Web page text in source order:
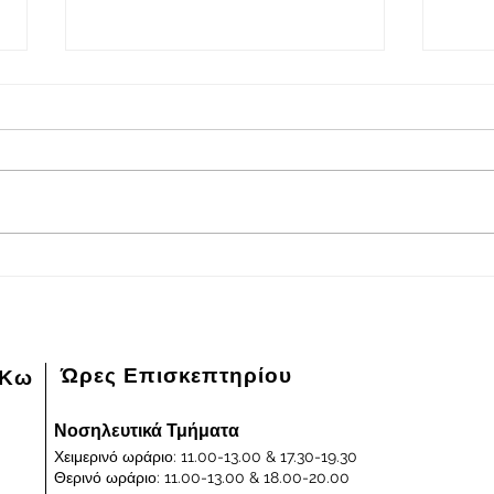
Πρόγραμμα εφημερευόντων
05/08/2026 και ημέρα Τετάρτη
04/
Κω Ώρες Επισκεπτηρίου
Νοσηλευτικά Τμήματα
Χειμερινό ωράριο: 11.00-13.00 & 17.30-19.30
Θερινό ωράριο: 11.00-13.00 & 18.00-20.00